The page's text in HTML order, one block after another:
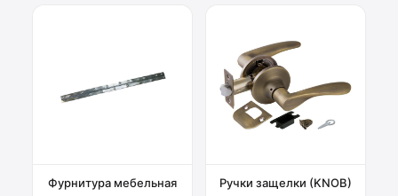
Фурнитура мебельная Ручки защелки (KNOB)